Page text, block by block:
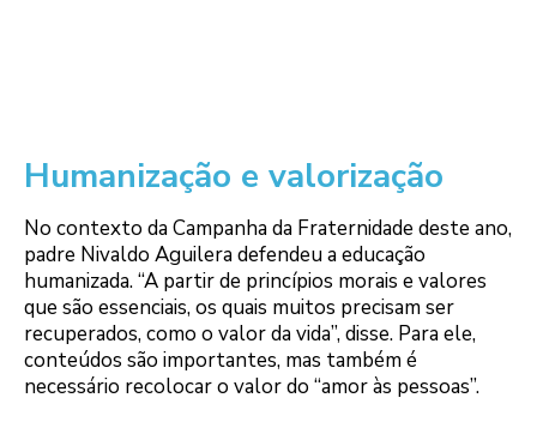
Humanização e valorização
No contexto da Campanha da Fraternidade deste ano,
padre Nivaldo Aguilera defendeu a educação
humanizada. “A partir de princípios morais e valores
que são essenciais, os quais muitos precisam ser
recuperados, como o valor da vida”, disse. Para ele,
conteúdos são importantes, mas também é
necessário recolocar o valor do “amor às pessoas”.